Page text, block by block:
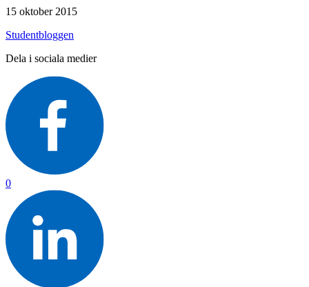
15 oktober 2015
Studentbloggen
Dela i sociala medier
0